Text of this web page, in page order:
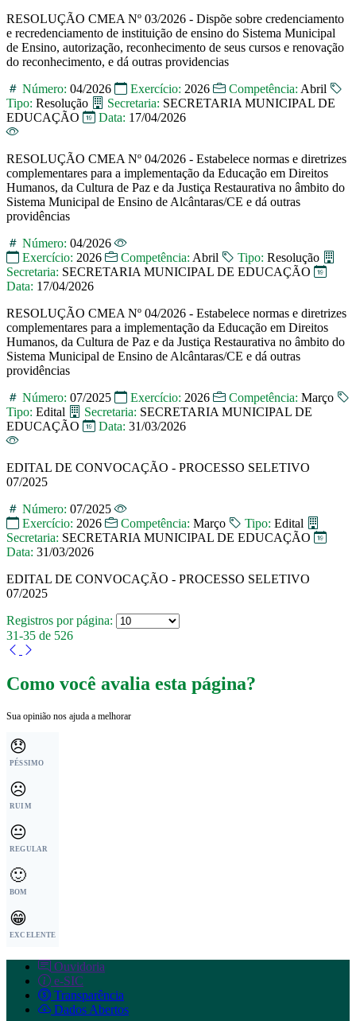
RESOLUÇÃO CMEA Nº 03/2026 - Dispõe sobre credenciamento
e recredenciamento de instituição de ensino do Sistema Municipal
de Ensino, autorização, reconhecimento de seus cursos e renovação
do reconhecimento, e dá outras providencias
Número: 04/2026 Exercício: 2026 Competência: Abril
Tipo: Resolução Secretaria: SECRETARIA MUNICIPAL DE
EDUCAÇÃO
Data: 17/04/2026
RESOLUÇÃO CMEA Nº 04/2026 - Estabelece normas e diretrizes
complementares para a implementação da Educação em Direitos
Humanos, da Cultura de Paz e da Justiça Restaurativa no âmbito do
Sistema Municipal de Ensino de Alcântaras/CE e dá outras
providências
Número: 04/2026
Exercício: 2026 Competência: Abril Tipo: Resolução
Secretaria: SECRETARIA MUNICIPAL DE EDUCAÇÃO
Data: 17/04/2026
RESOLUÇÃO CMEA Nº 04/2026 - Estabelece normas e diretrizes
complementares para a implementação da Educação em Direitos
Humanos, da Cultura de Paz e da Justiça Restaurativa no âmbito do
Sistema Municipal de Ensino de Alcântaras/CE e dá outras
providências
Número: 07/2025 Exercício: 2026 Competência: Março
Tipo: Edital Secretaria: SECRETARIA MUNICIPAL DE
EDUCAÇÃO
Data: 31/03/2026
EDITAL DE CONVOCAÇÃO - PROCESSO SELETIVO
07/2025
Número: 07/2025
Exercício: 2026 Competência: Março Tipo: Edital
Secretaria: SECRETARIA MUNICIPAL DE EDUCAÇÃO
Data: 31/03/2026
EDITAL DE CONVOCAÇÃO - PROCESSO SELETIVO
07/2025
Registros por página:
31-35 de 526
Como você avalia esta página?
Sua opinião nos ajuda a melhorar
😞
PÉSSIMO
☹️
RUIM
😐
REGULAR
🙂
BOM
😁
EXCELENTE
Ouvidoria
e-SIC
Transparência
Dados Abertos